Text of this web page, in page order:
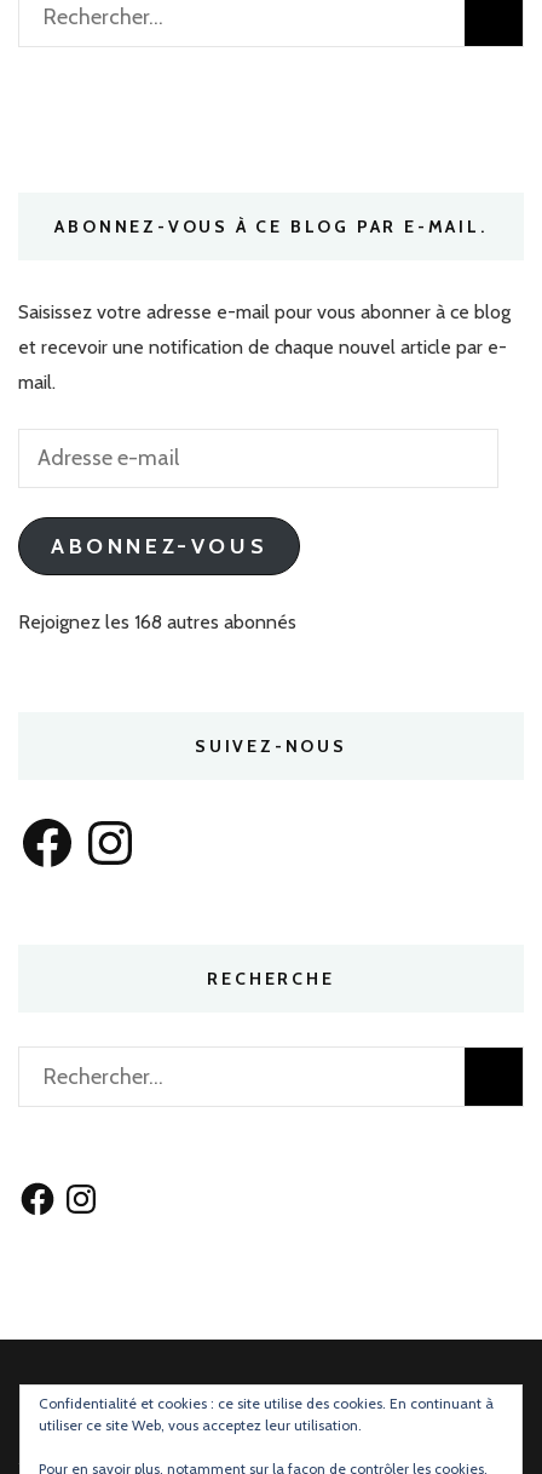
Rechercher :
ABONNEZ-VOUS À CE BLOG PAR E-MAIL.
Saisissez votre adresse e-mail pour vous abonner à ce blog
et recevoir une notification de chaque nouvel article par e-
mail.
Adresse
mail
ABONNEZ-VOUS
Rejoignez les 168 autres abonnés
SUIVEZ-NOUS
FacebookInstagram
RECHERCHE
Rechercher :
Confidentialité et cookies : ce site utilise des cookies. En continuant à
utiliser ce site Web, vous acceptez leur utilisation.
Pour en savoir plus, notamment sur la façon de contrôler les cookies,
FacebookInstagram